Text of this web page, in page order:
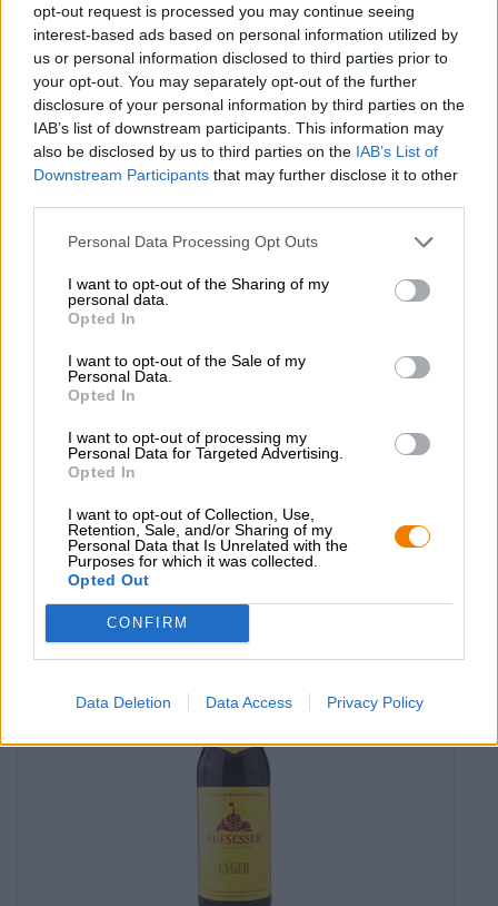
opt-out request is processed you may continue seeing
interest-based ads based on personal information utilized by
us or personal information disclosed to third parties prior to
your opt-out. You may separately opt-out of the further
disclosure of your personal information by third parties on the
IAB’s list of downstream participants. This information may
also be disclosed by us to third parties on the IAB’s List of
Downstream Participants that may further disclose it to other
Personal Data Processing Opt Outs
I want to opt-out of the Sharing of my
personal data.
Opted In
I want to opt-out of the Sale of my
Personal Data.
Opted In
I want to opt-out of processing my
Personal Data for Targeted Advertising.
Opted In
I want to opt-out of Collection, Use,
Retention, Sale, and/or Sharing of my
Personal Data that Is Unrelated with the
Purposes for which it was collected.
Opted Out
CONFIRM
Data Deletion Data Access Privacy Policy
MEHRWEG
0,33 L Bottiglia - € 13,30 / LTR
Esaurito
Birra della Franconia
wegseidla winter edition
€ 3,29
MEHRWEG
0,50 L Bottiglia - € 6,58 / LTR